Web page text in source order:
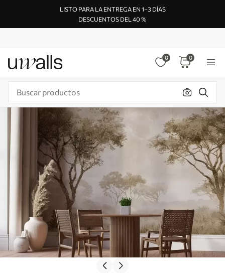
LISTO PARA LA ENTREGA EN 1–3 DÍAS
DESCUENTOS DEL 40 %
0 0